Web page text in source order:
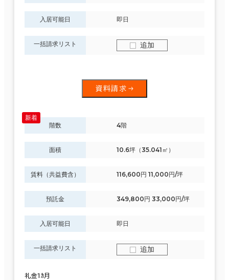
入居可能日 即日
一括請求リスト 追加
資料請求
階数 4階
面積 10.6坪（35.041㎡）
賃料（共益費含） 116,600円 11,000円/坪
預託金 349,800円 33,000円/坪
入居可能日 即日
一括請求リスト 追加
礼金1ｶ月